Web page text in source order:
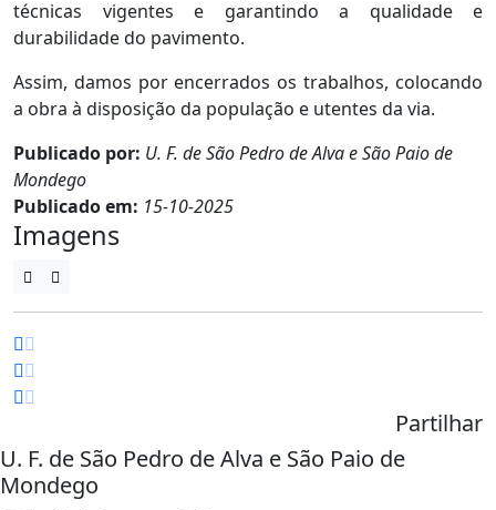
técnicas vigentes e garantindo a qualidade e
durabilidade do pavimento.
Assim, damos por encerrados os trabalhos, colocando
a obra à disposição da população e utentes da via.
Publicado por: U. F. de São Pedro de Alva e São Paio de
Mondego
Publicado em: 15-10-2025
Imagens
Partilhar
U. F. de São Pedro de Alva e São Paio de
Mondego